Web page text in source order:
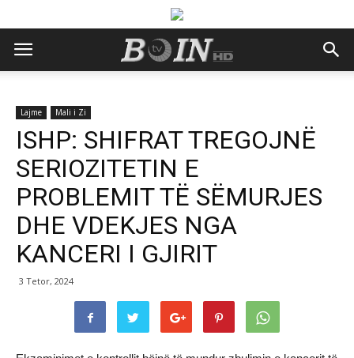
Lajme Mali i Zi
ISHP: SHIFRAT TREGOJNË
SERIOZITETIN E
PROBLEMIT TË SËMURJES
DHE VDEKJES NGA
KANCERI I GJIRIT
3 Tetor, 2024